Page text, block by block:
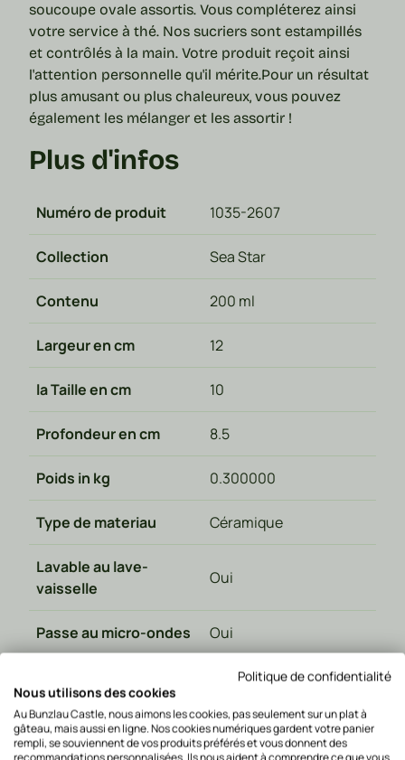
soucoupe ovale assortis. Vous compléterez ainsi
votre service à thé. Nos sucriers sont estampillés
et contrôlés à la main. Votre produit reçoit ainsi
l'attention personnelle qu'il mérite.Pour un résultat
plus amusant ou plus chaleureux, vous pouvez
également les mélanger et les assortir !
Plus d'infos
Numéro de produit 1035-2607
Collection Sea Star
Contenu 200 ml
Largeur en cm 12
la Taille en cm 10
Profondeur en cm 8.5
Poids in kg 0.300000
Type de materiau Céramique
Lavable au lave-
vaisselle
Oui
Passe au micro-ondes Oui
Fabriqué en Pologne
Politique de confidentialité
Nous utilisons des cookies
Au Bunzlau Castle, nous aimons les cookies, pas seulement sur un plat à
gâteau, mais aussi en ligne. Nos cookies numériques gardent votre panier
rempli, se souviennent de vos produits préférés et vous donnent des